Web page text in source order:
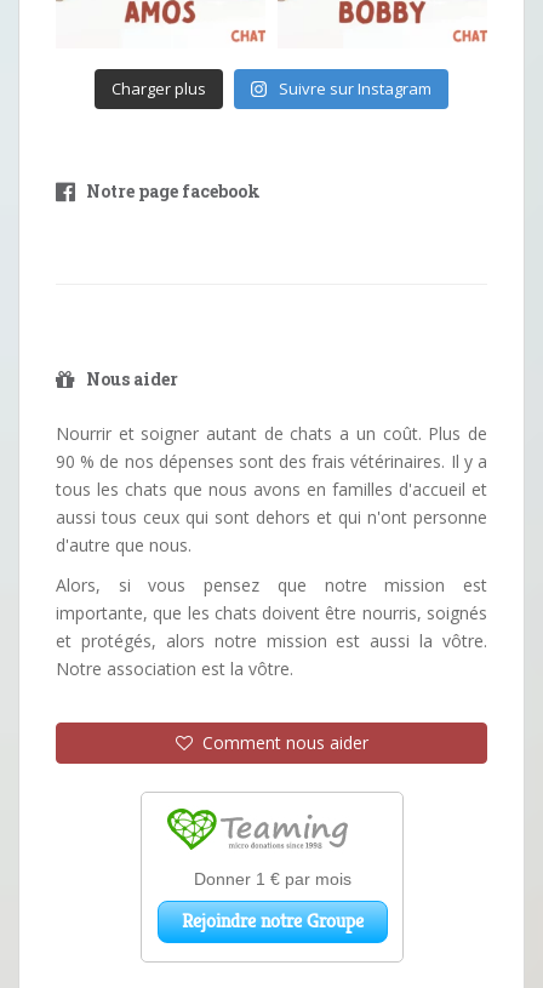
Charger plus Suivre sur Instagram
Notre page facebook
Nous aider
Nourrir et soigner autant de chats a un coût. Plus de
90 % de nos dépenses sont des frais vétérinaires. Il y a
tous les chats que nous avons en familles d'accueil et
aussi tous ceux qui sont dehors et qui n'ont personne
d'autre que nous.
Alors, si vous pensez que notre mission est
importante, que les chats doivent être nourris, soignés
et protégés, alors notre mission est aussi la vôtre.
Notre association est la vôtre.
Comment nous aider